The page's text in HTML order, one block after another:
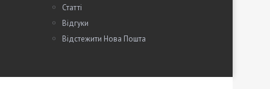
Статті
Відгуки
Відстежити Нова Пошта